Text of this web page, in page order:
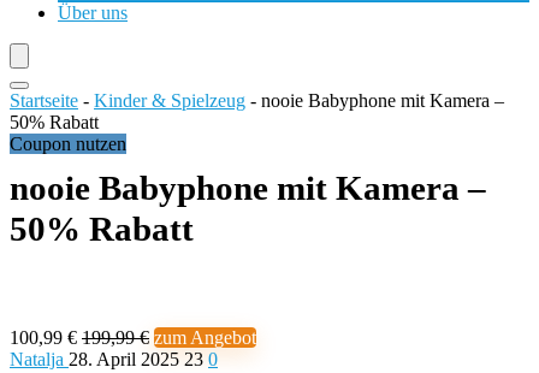
Über uns
Startseite - Kinder & Spielzeug - nooie Babyphone mit Kamera –
50% Rabatt
Coupon nutzen
nooie Babyphone mit Kamera –
50% Rabatt
100,99 € 199,99 € zum Angebot
Natalja 28. April 2025 23 0